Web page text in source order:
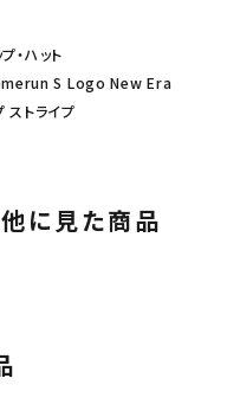
・ハット
S Logo New Era
ストライプ
に見た商品